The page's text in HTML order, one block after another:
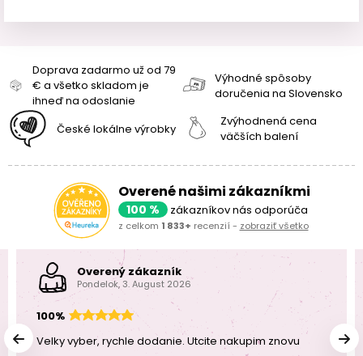
Doprava zadarmo už od 79
€ a všetko skladom je
ihneď na odoslanie
Výhodné spôsoby
doručenia na Slovensko
České lokálne výrobky
Zvýhodnená cena
väčších balení
Overené našimi zákazníkmi
100 % zákazníkov nás odporúča
z celkom 1 833+ recenzií - zobraziť všetko
Overený zákazník
Pondelok, 3. August 2026
100%
Velky vyber, rychle dodanie. Utcite nakupim znovu